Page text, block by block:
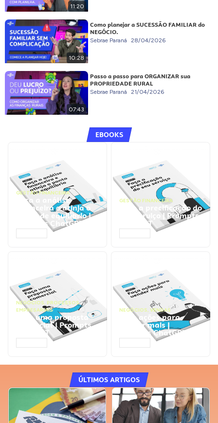
11:20
10:28
Como planejar a SUCESSÃO FAMILIAR do
NEGÓCIO.
Sebrae Paraná 28/04/2026
07:43
Passo a passo para ORGANIZAR sua
PROPRIEDADE RURAL
Sebrae Paraná 21/04/2026
EBOOKS
GESTÃO FINANCEIRA
Faça a análise
financeira e atinja o
ponto de equilíbrio |
Prompts ChatGPT
GESTÃO FINANCEIRA
Faça a precificação do
seu serviço | Prompts
ChatGPT
NEGÓCIOS, PROCESSOS
EMPRESARIAIS
Faça uma proposta
comercial | Prompts
ChatGPT
NEGÓCIOS, VENDAS
Faça ações para
vender mais |
Prompts ChatGPT
ÚLTIMOS ARTIGOS